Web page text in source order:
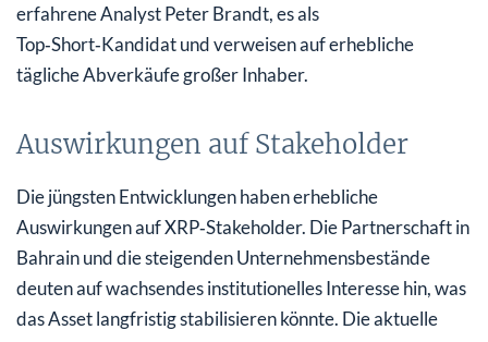
erfahrene Analyst Peter Brandt, es als
Top‑Short‑Kandidat und verweisen auf erhebliche
tägliche Abverkäufe großer Inhaber.
Auswirkungen auf Stakeholder
Die jüngsten Entwicklungen haben erhebliche
Auswirkungen auf XRP‑Stakeholder. Die Partnerschaft in
Bahrain und die steigenden Unternehmensbestände
deuten auf wachsendes institutionelles Interesse hin, was
das Asset langfristig stabilisieren könnte. Die aktuelle